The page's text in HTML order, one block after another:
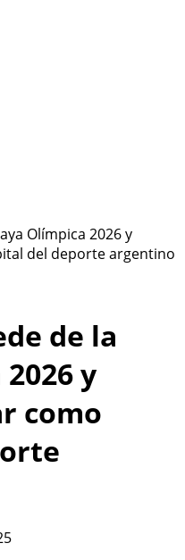
Olímpica 2026 y
del deporte argentino
de la
y
como